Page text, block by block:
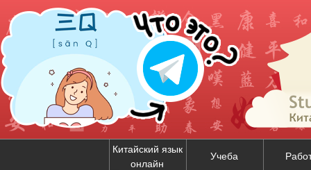
Китайский язык
онлайн
Учеба